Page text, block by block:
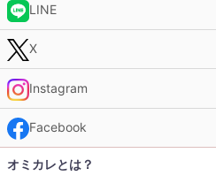
LINE
X
Instagram
Facebook
オミカレとは？